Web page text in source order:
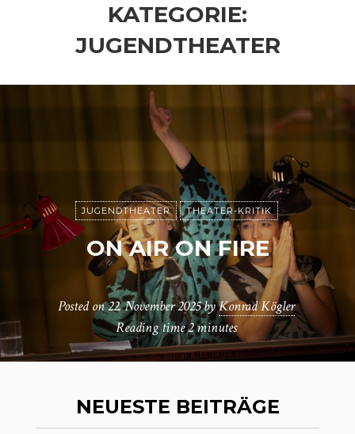
KATEGORIE:
JUGENDTHEATER
JUGENDTHEATER THEATER-KRITIK
ON AIR ON FIRE
Posted on22. November 2025byKonrad Kögler
Reading time2 minutes
NEUESTE BEITRÄGE